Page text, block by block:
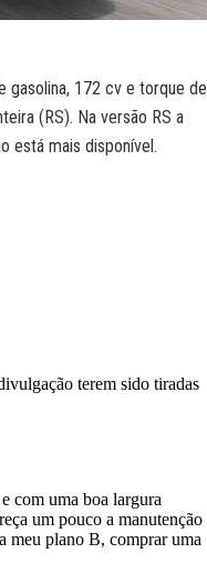
gasolina, 172 cv e torque de
(RS). Na versão RS a
está mais disponível.